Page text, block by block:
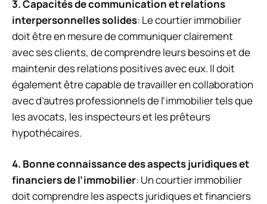
3. Capacités de communication et relations
interpersonnelles solides: Le courtier immobilier
doit être en mesure de communiquer clairement
avec ses clients, de comprendre leurs besoins et de
maintenir des relations positives avec eux. Il doit
également être capable de travailler en collaboration
avec d’autres professionnels de l’immobilier tels que
les avocats, les inspecteurs et les prêteurs
hypothécaires.
4. Bonne connaissance des aspects juridiques et
financiers de l’immobilier: Un courtier immobilier
doit comprendre les aspects juridiques et financiers